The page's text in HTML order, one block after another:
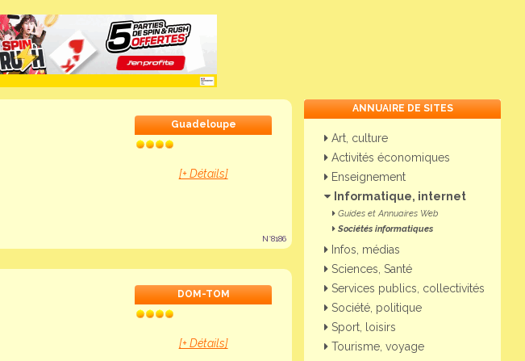
Guadeloupe
[+ Détails]
N°8186
DOM-TOM
[+ Détails]
ANNUAIRE DE SITES
Art, culture
Activités économiques
Enseignement
Informatique, internet
Guides et Annuaires Web
Sociétés informatiques
Infos, médias
Sciences, Santé
Services publics, collectivités
Société, politique
Sport, loisirs
Tourisme, voyage